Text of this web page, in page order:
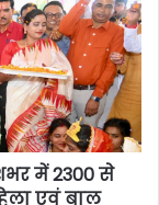
में 2300 से
एवं बाल